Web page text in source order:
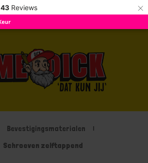
43 Reviews ×
Bevestigingsmaterialen
Schroeven zelftappend